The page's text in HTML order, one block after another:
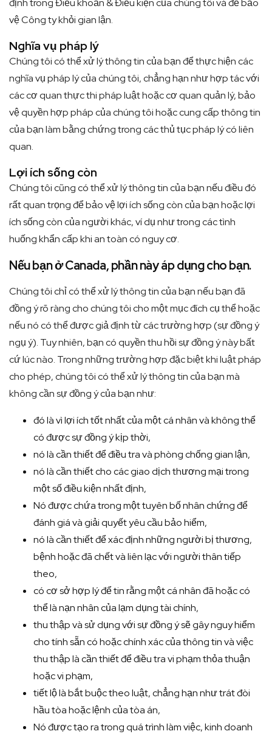
định trong Điều khoản & Điều kiện của chúng tôi và để bảo
vệ Công ty khỏi gian lận.
Nghĩa vụ pháp lý
Chúng tôi có thể xử lý thông tin của bạn để thực hiện các
nghĩa vụ pháp lý của chúng tôi, chẳng hạn như hợp tác với
các cơ quan thực thi pháp luật hoặc cơ quan quản lý, bảo
vệ quyền hợp pháp của chúng tôi hoặc cung cấp thông tin
của bạn làm bằng chứng trong các thủ tục pháp lý có liên
quan.
Lợi ích sống còn
Chúng tôi cũng có thể xử lý thông tin của bạn nếu điều đó
rất quan trọng để bảo vệ lợi ích sống còn của bạn hoặc lợi
ích sống còn của người khác, ví dụ như trong các tình
huống khẩn cấp khi an toàn có nguy cơ.
Nếu bạn ở Canada, phần này áp dụng cho bạn.
Chúng tôi chỉ có thể xử lý thông tin của bạn nếu bạn đã
đồng ý rõ ràng cho chúng tôi cho một mục đích cụ thể hoặc
nếu nó có thể được giả định từ các trường hợp (sự đồng ý
ngụ ý). Tuy nhiên, bạn có quyền thu hồi sự đồng ý này bất
cứ lúc nào. Trong những trường hợp đặc biệt khi luật pháp
cho phép, chúng tôi có thể xử lý thông tin của bạn mà
không cần sự đồng ý của bạn như:
đó là vì lợi ích tốt nhất của một cá nhân và không thể
có được sự đồng ý kịp thời,
nó là cần thiết để điều tra và phòng chống gian lận,
nó là cần thiết cho các giao dịch thương mại trong
một số điều kiện nhất định,
Nó được chứa trong một tuyên bố nhân chứng để
đánh giá và giải quyết yêu cầu bảo hiểm,
nó là cần thiết để xác định những người bị thương,
bệnh hoặc đã chết và liên lạc với người thân tiếp
theo,
có cơ sở hợp lý để tin rằng một cá nhân đã hoặc có
thể là nạn nhân của lạm dụng tài chính,
thu thập và sử dụng với sự đồng ý sẽ gây nguy hiểm
cho tính sẵn có hoặc chính xác của thông tin và việc
thu thập là cần thiết để điều tra vi phạm thỏa thuận
hoặc vi phạm,
tiết lộ là bắt buộc theo luật, chẳng hạn như trát đòi
hầu tòa hoặc lệnh của tòa án,
Nó được tạo ra trong quá trình làm việc, kinh doanh